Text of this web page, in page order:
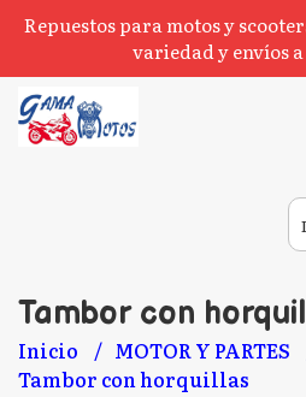
Repuestos para motos y
variedad y envíos
Tambor con
Inicio MOTOR Y PARTES
Tambor con horquillas